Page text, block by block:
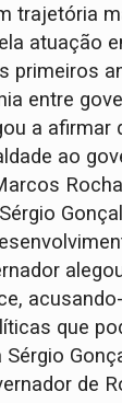
trajetória
atuação
primeiros
entre
a afirmar
ao
que
Sérgio
de